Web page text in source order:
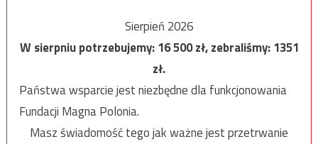
Sierpień 2026
W sierpniu potrzebujemy:16 500zł, zebraliśmy:1351
zł.
Państwa wsparcie jest niezbędne dla funkcjonowania
Fundacji Magna Polonia.
Masz świadomość tego jak ważne jest przetrwanie